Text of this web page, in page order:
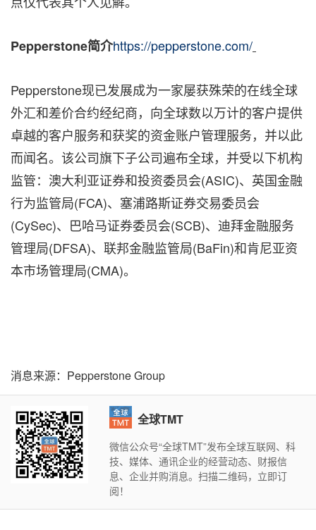
Pepperstone简介https://pepperstone.com/
Pepperstone现已发展成为一家屡获殊荣的在线全球
外汇和差价合约经纪商，向全球数以万计的客户提供
卓越的客户服务和获奖的资金账户管理服务，并以此
而闻名。该公司旗下子公司遍布全球，并受以下机构
监管：澳大利亚证券和投资委员会(ASIC)、英国金融
行为监管局(FCA)、塞浦路斯证券交易委员会
(CySec)、巴哈马证券委员会(SCB)、迪拜金融服务
管理局(DFSA)、联邦金融监管局(BaFin)和肯尼亚资
本市场管理局(CMA)。
消息来源：Pepperstone Group
全球TMT
微信公众号“全球TMT”发布全球互联网、科
技、媒体、通讯企业的经营动态、财报信
息、企业并购消息。扫描二维码，立即订
阅！